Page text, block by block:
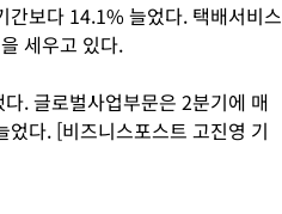
보다 14.1% 늘었다. 택배서비스
세우고 있다.
. 글로벌사업부문은 2분기에 매
다. [비즈니스포스트 고진영 기